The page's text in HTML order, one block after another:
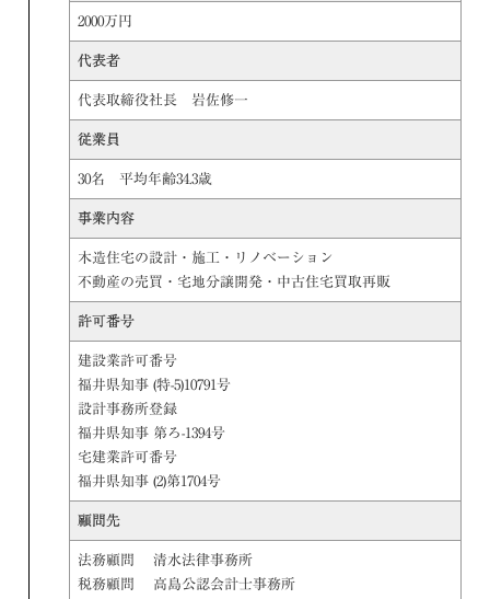
2000万円
代表者
代表取締役社長 岩佐修一
従業員
30名 平均年齢34.3歳
事業内容
木造住宅の設計・施工・リノベーション
不動産の売買・宅地分譲開発・中古住宅買取再販
許可番号
建設業許可番号
福井県知事 (特-5)10791号
設計事務所登録
福井県知事 第ろ-1394号
宅建業許可番号
福井県知事 (2)第1704号
顧問先
法務顧問 清水法律事務所
税務顧問 高島公認会計士事務所